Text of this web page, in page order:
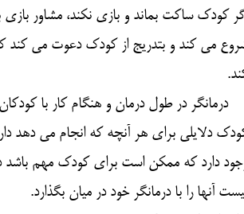
کودک ساکت بماند و بازی نکند، مشاور بازی
می کند و بتدریج از کودک دعوت می کند
در طول درمان و هنگام کار با کودکان،
دلایلی برای هر آنچه که انجام می دهد
دارد که ممکن است برای کودک مهم باشد
آنها را با درمانگر خود در میان بگذارد.